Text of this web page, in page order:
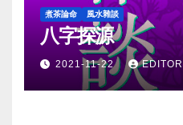
煮茶論命 風水雜談
八字探源
2021-11-22 EDITOR